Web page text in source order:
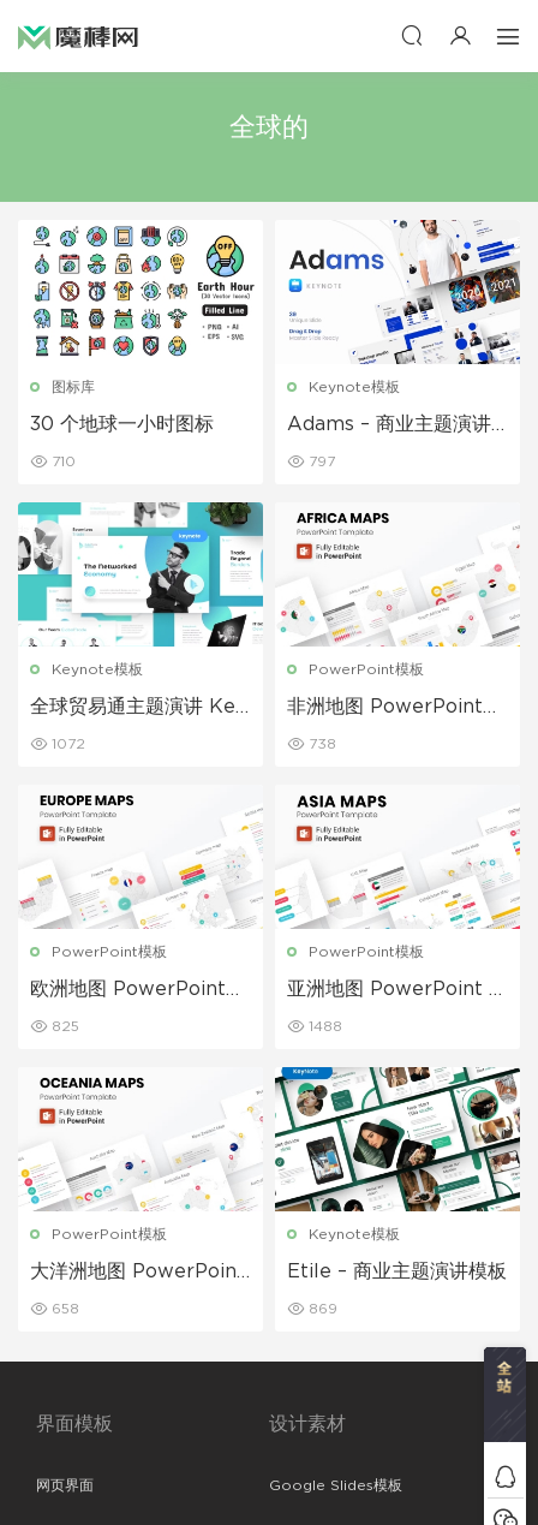
全球的
图标库
30 个地球一小时图标
710
Keynote模板
Adams – 商业主题演讲
797
Keynote模板
全球贸易通主题演讲 Key
1072
PowerPoint模板
非洲地图 PowerPoint演
738
PowerPoint模板
欧洲地图 PowerPoint演
825
PowerPoint模板
亚洲地图 PowerPoint 模
1488
PowerPoint模板
大洋洲地图 PowerPoint
658
Keynote模板
Etile – 商业主题演讲模板
869
界面模板
网页界面
设计素材
Google Slides模板